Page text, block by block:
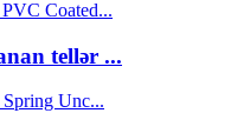
tellər ...